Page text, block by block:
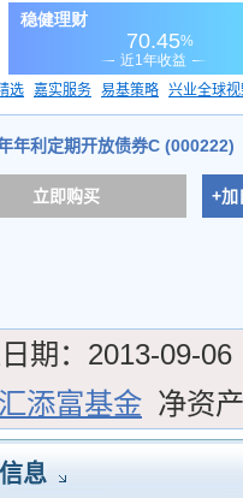
选 嘉实服务 易基策略 兴业全球
年利定期开放债券C (000222)
立即购买 +加
期： 2013-09-06
汇添富基金 净资
息